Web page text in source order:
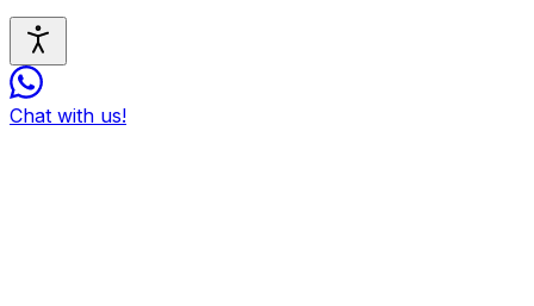
Chat with us!